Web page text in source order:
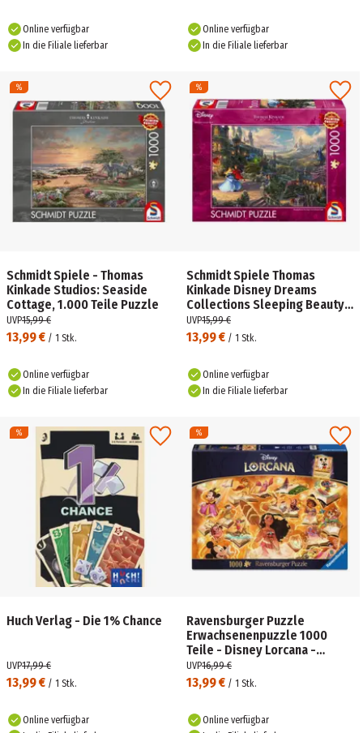
Online verfügbar
In die Filiale lieferbar
Online verfügbar
In die Filiale lieferbar
Schmidt Spiele - Thomas
Kinkade Studios: Seaside
Cottage, 1.000 Teile Puzzle
13,99 € / 1 Stk.
UVP15,99 €
Online verfügbar
In die Filiale lieferbar
Schmidt Spiele Thomas
Kinkade Disney Dreams
Collections Sleeping Beauty
Dancing in the Enchanted Light
1000 Teile Puzzle
13,99 € / 1 Stk.
UVP15,99 €
Online verfügbar
In die Filiale lieferbar
Huch Verlag - Die 1% Chance
13,99 € / 1 Stk.
UVP17,99 €
Online verfügbar
Ravensburger Puzzle
Erwachsenenpuzzle 1000
Teile - Disney Lorcana -
Glimmers of the Realm:
Amber
13,99 € / 1 Stk.
UVP16,99 €
Online verfügbar